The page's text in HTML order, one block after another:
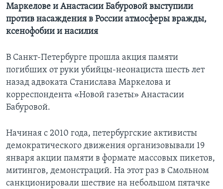
Маркелове и Анастасии Бабуровой выступили
против насаждения в России атмосферы вражды,
ксенофобии и насилия
В Санкт-Петербурге прошла акция памяти
погибших от руки убийцы-неонациста шесть лет
назад адвоката Станислава Маркелова и
корреспондента «Новой газеты» Анастасии
Бабуровой.
Начиная с 2010 года, петербургские активисты
демократического движения организовывали 19
января акции памяти в формате массовых пикетов,
митингов, демонстраций. На этот раз в Смольном
санкционировали шествие на небольшом пятачке